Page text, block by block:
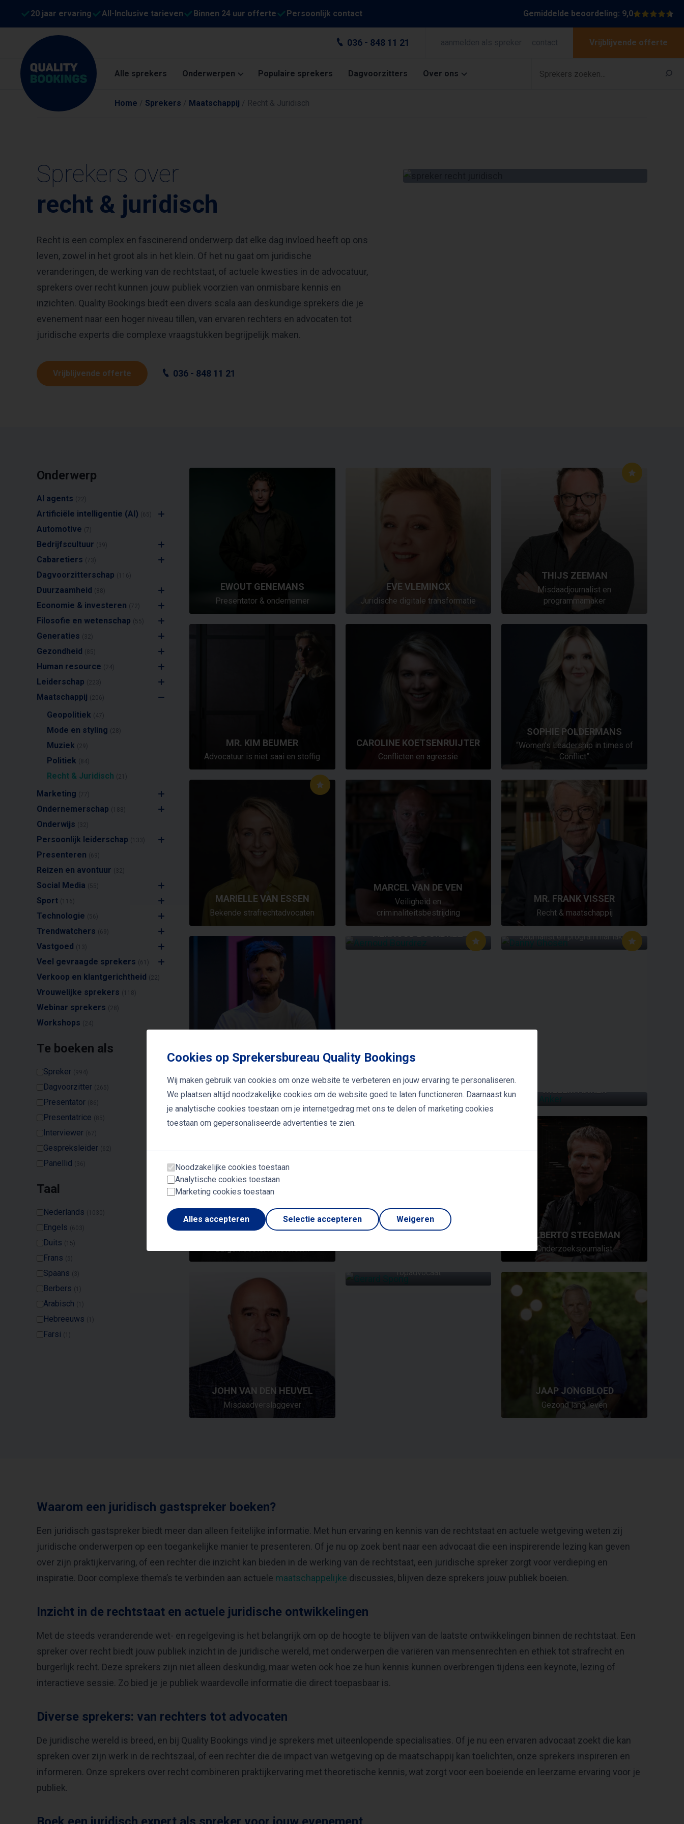
20 jaar ervaring All-Inclusive tarieven Binnen 24 uur offerte Persoonlijk contact Gemiddelde beoordeling: 9,0
036 - 848 11 21 Vrijblijvende offerte
Alle sprekers Onderwerpen Populaire sprekers Dagvoorzitters Over ons
Home / Sprekers / Maatschappij / Recht & Juridisch
Sprekers over
recht & juridisch
Recht is een complex en fascinerend onderwerp dat elke dag invloed heeft op ons
leven, zowel in het groot als in het klein. Of het nu gaat om juridische
veranderingen, de werking van de rechtstaat, of actuele kwesties in de advocatuur,
sprekers over recht kunnen jouw publiek voorzien van onmisbare kennis en
inzichten. Quality Bookings biedt een divers scala aan deskundige sprekers die je
evenement naar een hoger niveau tillen, van ervaren rechters en advocaten tot
juridische experts die complexe vraagstukken begrijpelijk maken.
Vrijblijvende offerte 036 - 848 11 21
Onderwerp
AI agents (22)
Artificiële intelligentie (AI) (65)
Automotive (7)
Bedrijfscultuur (39)
Cabaretiers (73)
Dagvoorzitterschap (116)
Duurzaamheid (88)
Economie & investeren (72)
Filosofie en wetenschap (55)
Generaties (32)
Gezondheid (85)
Human resource (24)
Leiderschap (223)
Maatschappij (206)
Geopolitiek (47)
Mode en styling (28)
Muziek (29)
Politiek (84)
Recht & Juridisch (21)
Marketing (77)
Ondernemerschap (188)
Onderwijs (32)
Persoonlijk leiderschap (133)
Presenteren (69)
Reizen en avontuur (32)
Social Media (55)
Sport (116)
Technologie (56)
Trendwatchers (69)
Vastgoed (13)
Veel gevraagde sprekers (61)
Verkoop en klantgerichtheid (22)
Vrouwelijke sprekers (118)
Webinar sprekers (28)
Workshops (24)
Te boeken als
Spreker (994)
Dagvoorzitter (265)
Presentator (86)
Presentatrice (85)
Interviewer (67)
Gespreksleider (62)
Panellid (36)
Taal
Nederlands (1030)
Engels (603)
Duits (15)
Frans (5)
Spaans (3)
Berbers (1)
Arabisch (1)
Hebreeuws (1)
Farsi (1)
EWOUT GENEMANS
Presentator & ondernemer
EVE VLEMINCX
Juridische digitale transformatie
THIJS ZEEMAN
Misdaadjournalist en
programmamaker
MR. KIM BEUMER
Advocatuur is niet saai en stoffig
CAROLINE KOETSENRUIJTER
Conflicten en agressie
SOPHIE POLDERMANS
“Women’s Leadership in times of
Conflict”
MARIELLE VAN ESSEN
Bekende strafrechtadvocaten
MARCEL VAN DE VEN
Veiligheid en
criminaliteitsbestrijding
MR. FRANK VISSER
Recht & maatschappij
TIM HOFMAN
AERNOUD BOURDREZ Journalist en programmamaker
FRANS FAAS JAN WOLTER WABEKE WILLEM ANKER
Burgemeester Amsterdam
BERNARD TOMLOW
ALBERTO STEGEMAN
Onderzoeksjournalist
JOHN VAN DEN HEUVEL
Misdaadverslaggever
Topadvocaat
JAAP JONGBLOED
Gezond lang leven
Waarom een juridisch gastspreker boeken?
Een juridisch gastspreker biedt meer dan alleen feitelijke informatie. Met hun ervaring en kennis van de rechtstaat en actuele wetgeving weten zij
juridische onderwerpen op een toegankelijke manier te presenteren. Of je nu op zoek bent naar een advocaat die een inspirerende lezing kan geven
over zijn praktijkervaring, of een rechter die inzicht kan bieden in de werking van de rechtstaat, een juridische spreker zorgt voor verdieping en
inspiratie. Door complexe thema’s te verbinden aan actuele maatschappelijke discussies, blijven deze sprekers jouw publiek boeien.
Inzicht in de rechtstaat en actuele juridische ontwikkelingen
Met de steeds veranderende wet- en regelgeving is het belangrijk om op de hoogte te blijven van de laatste ontwikkelingen binnen de rechtstaat. Een
spreker over recht biedt jouw publiek inzicht in de juridische wereld, met onderwerpen die variëren van mensenrechten en ethiek tot strafrecht en
burgerlijk recht. Deze sprekers zijn niet alleen deskundig, maar weten ook hoe ze hun kennis kunnen overbrengen tijdens een keynote, lezing of
interactieve sessie. Zo bied je je publiek waardevolle informatie die direct toepasbaar is.
Diverse sprekers: van rechters tot advocaten
De juridische wereld is breed, en bij Quality Bookings vind je sprekers met uiteenlopende specialisaties. Of je nu een ervaren advocaat zoekt die kan
spreken over zijn werk in de rechtszaal, of een rechter die de impact van wetgeving op de maatschappij kan toelichten, onze sprekers inspireren en
informeren. Onze sprekers over recht combineren praktijkervaring met theoretische kennis, wat zorgt voor een boeiende en leerzame ervaring voor je
publiek.
Cookies op Sprekersbureau Quality Bookings
Wij maken gebruik van cookies om onze website te verbeteren en jouw ervaring te personaliseren.
We plaatsen altijd noodzakelijke cookies om de website goed te laten functioneren. Daarnaast kun
je analytische cookies toestaan om je internetgedrag met ons te delen of marketing cookies
toestaan om gepersonaliseerde advertenties te zien.
Noodzakelijke cookies toestaan
Analytische cookies toestaan
Marketing cookies toestaan
Alles accepteren Selectie accepteren Weigeren